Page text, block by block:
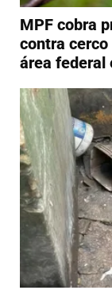
MPF cobra
contra
área federal